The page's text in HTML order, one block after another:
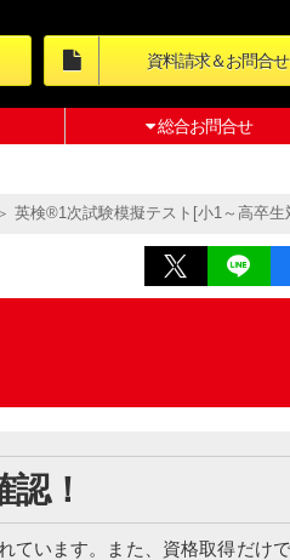
資料請求＆お問合せ
総合お問合せ
英検®1次試験模擬テスト[小1～高卒生
！
ています。また、資格取得だけ